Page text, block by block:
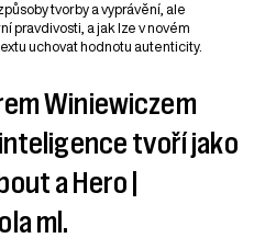
tvorby a vyprávění, ale
pravdivosti, a jak lze v novém
uchovat hodnotu autenticity.
Winiewiczem
tvoří jako
a Hero |
ml.